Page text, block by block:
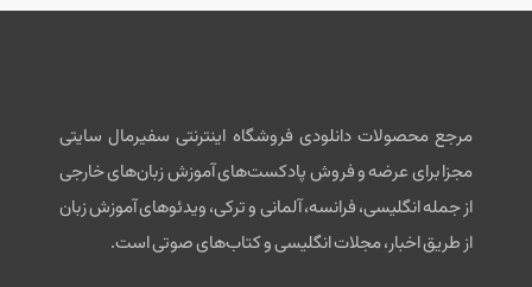
مرجع محصولات دانلودی فروشگاه اینترنتی سفیرمال سایتی
مجزا برای عرضه و فروش پادکست‌های آموزش زبان‌های خارجی
از جمله انگلیسی، فرانسه، آلمانی و ترکی، ویدئوهای آموزش زبان
از طریق اخبار، مجلات انگلیسی و کتاب‌های صوتی است.